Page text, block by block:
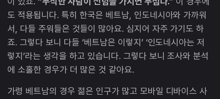
도 적용됩니다. 특히 한국은 베트남, 인도네시아와 가까워
서, 다들 주워들은 것들이 많아요. 심지어 자주 가기도 하
죠. 그렇다 보니 다들 ‘베트남은 이렇지’ ‘인도네시아는 저
렇지’라는 생각을 하고 있습니다. 그렇다 보니 조사와 분석
에 소홀한 경우가 더 많은 것 같아요.
가령 베트남의 경우 젊은 인구가 많고 모바일 디바이스 사